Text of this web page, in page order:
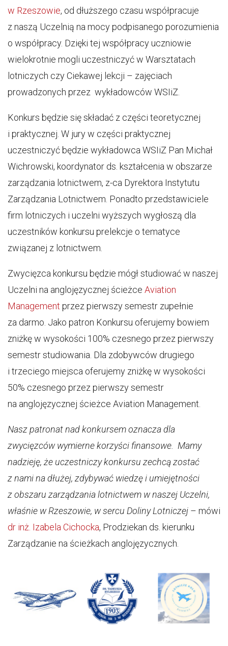
w Rzeszowie, od dłuższego czasu współpracuje
z naszą Uczelnią na mocy podpisanego porozumienia
o współpracy. Dzięki tej współpracy uczniowie
wielokrotnie mogli uczestniczyć w Warsztatach
lotniczych czy Ciekawej lekcji – zajęciach
prowadzonych przez wykładowców WSIiZ.
Konkurs będzie się składać z części teoretycznej
i praktycznej. W jury w części praktycznej
uczestniczyć będzie wykładowca WSIiZ Pan Michał
Wichrowski, koordynator ds. kształcenia w obszarze
zarządzania lotnictwem, z-ca Dyrektora Instytutu
Zarządzania Lotnictwem. Ponadto przedstawiciele
firm lotniczych i uczelni wyższych wygłoszą dla
uczestników konkursu prelekcje o tematyce
związanej z lotnictwem.
Zwycięzca konkursu będzie mógł studiować w naszej
Uczelni na anglojęzycznej ścieżce Aviation
Management przez pierwszy semestr zupełnie
za darmo. Jako patron Konkursu oferujemy bowiem
zniżkę w wysokości 100% czesnego przez pierwszy
semestr studiowania. Dla zdobywców drugiego
i trzeciego miejsca oferujemy zniżkę w wysokości
50% czesnego przez pierwszy semestr
na anglojęzycznej ścieżce Aviation Management.
Nasz patronat nad konkursem oznacza dla
zwycięzców wymierne korzyści finansowe. Mamy
nadzieję, że uczestniczy konkursu zechcą zostać
z nami na dłużej, zdybywać wiedzę i umiejętności
z obszaru zarządzania lotnictwem w naszej Uczelni,
właśnie w Rzeszowie, w sercu Doliny Lotniczej – mówi
dr inż. Izabela Cichocka, Prodziekan ds. kierunku
Zarządzanie na ścieżkach anglojęzycznych.